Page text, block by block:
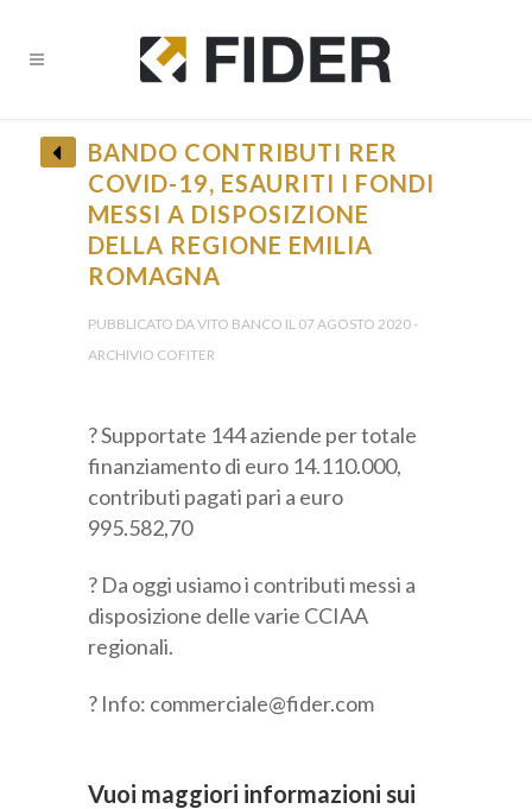
BANDO CONTRIBUTI RER
COVID-19, ESAURITI I FONDI
MESSI A DISPOSIZIONE
DELLA REGIONE EMILIA
ROMAGNA
PUBBLICATO DA VITO BANCO IL 07 AGOSTO 2020 -
ARCHIVIO COFITER
? Supportate 144 aziende per totale
finanziamento di euro 14.110.000,
contributi pagati pari a euro
995.582,70
? Da oggi usiamo i contributi messi a
disposizione delle varie CCIAA
regionali.
? Info: commerciale@fider.com
Vuoi maggiori informazioni sui